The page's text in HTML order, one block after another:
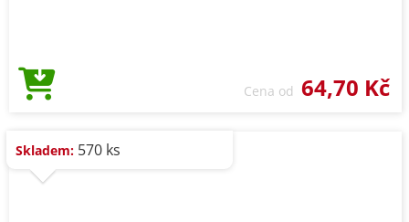
Cena od 64,70 Kč
Skladem: 570 ks